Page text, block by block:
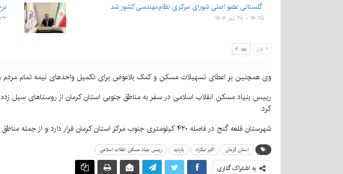
گلستانی عضو اصلی شورای مرکزی نظام‌مهندسی کشور شد
۱۴:۲۵ - ۲۸ تیر ۱۴۰۴ ۱۰:۳۳ - ۲۳
قبل بعد
وی همچنین بر اعطای تسهیلات مسکن و کمک بلاعوض برای تکمیل واحدهای نیمه تمام
رییس بنیاد مسکن انقلاب اسلامی در سفر به مناطق جنوبی استان کرمان از روستاهای سیل
کرد.
شهرستان قلعه گنج در فاصله ۴۲۰ کیلومتری جنوب مرکز استان کرمان قرار دارد و از جمله مناطق محروم به شمار می رود.
استان کرمان اکبر نیکزاد بازدید رییس بنیاد مسکن انقلاب اسلامی
به اشتراک گذاری